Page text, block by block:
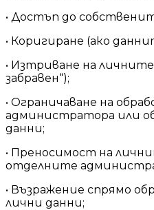
• Достъп до
• Коригиране (ако
• Изтриване на
забравен“);
• Ограничаване на
администратора или
данни;
• Преносимост на
отделните
• Възражение спрямо
лични данни;